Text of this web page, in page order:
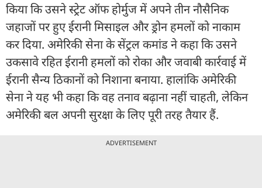
किया कि उसने स्ट्रेट ऑफ होर्मुज में अपने तीन नौसैनिक
जहाजों पर हुए ईरानी मिसाइल और ड्रोन हमलों को नाकाम
कर दिया. अमेरिकी सेना के सेंट्रल कमांड ने कहा कि उसने
उकसावे रहित ईरानी हमलों को रोका और जवाबी कार्रवाई में
ईरानी सैन्य ठिकानों को निशाना बनाया. हालांकि अमेरिकी
सेना ने यह भी कहा कि वह तनाव बढ़ाना नहीं चाहती, लेकिन
अमेरिकी बल अपनी सुरक्षा के लिए पूरी तरह तैयार हैं.
ADVERTISEMENT